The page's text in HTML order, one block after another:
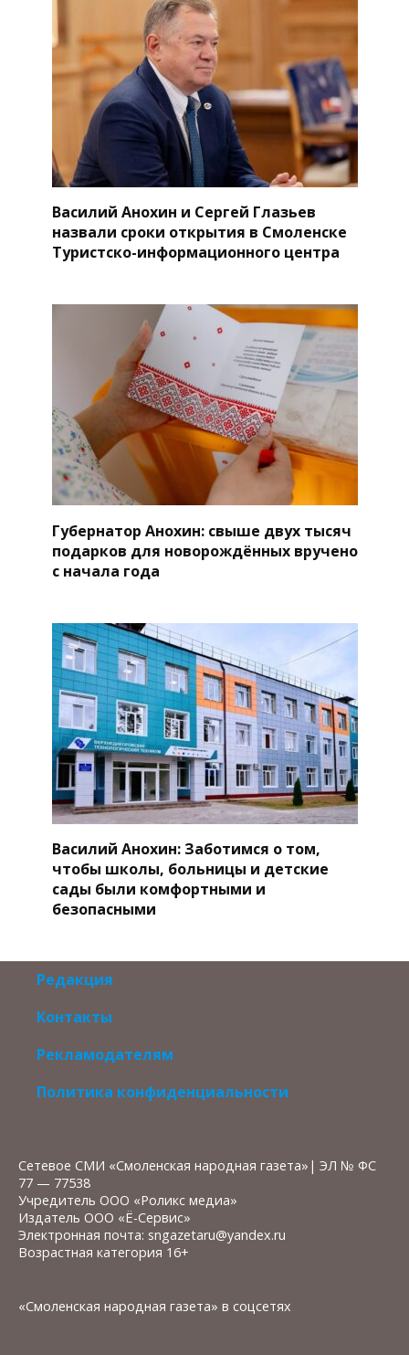
Василий Анохин и Сергей Глазьев
назвали сроки открытия в Смоленске
Туристско-информационного центра
Губернатор Анохин: свыше двух тысяч
подарков для новорождённых вручено
с начала года
Василий Анохин: Заботимся о том,
чтобы школы, больницы и детские
сады были комфортными и
безопасными
Редакция
Контакты
Рекламодателям
Политика конфиденциальности
Сетевое СМИ «Смоленская народная газета»| ЭЛ № ФС
77 — 77538
Учредитель ООО «Роликс медиа»
Издатель ООО «Ё-Сервис»
Электронная почта: sngazetaru@yandex.ru
Возрастная категория 16+
«Смоленская народная газета» в соцсетях